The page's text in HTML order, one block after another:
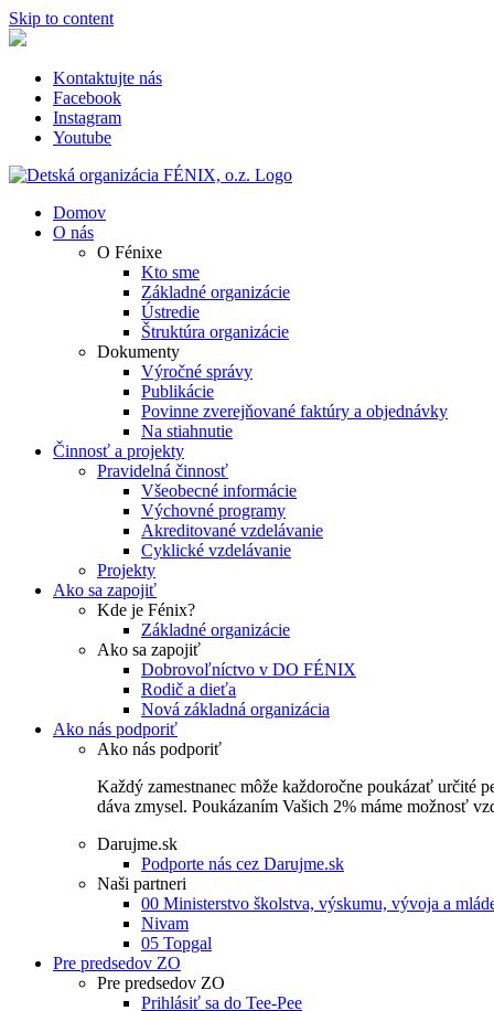
Skip to content
Kontaktujte nás
Facebook
Instagram
Youtube
Domov
O nás
O Fénixe
Kto sme
Základné organizácie
Ústredie
Štruktúra organizácie
Dokumenty
Výročné správy
Publikácie
Povinne zverejňované faktúry a objednávky
Na stiahnutie
Činnosť a projekty
Pravidelná činnosť
Všeobecné informácie
Výchovné programy
Akreditované vzdelávanie
Cyklické vzdelávanie
Projekty
Ako sa zapojiť
Kde je Fénix?
Základné organizácie
Ako sa zapojiť
Dobrovoľníctvo v DO FÉNIX
Rodič a dieťa
Nová základná organizácia
Ako nás podporiť
Ako nás podporiť
Každý zamestnanec môže každoročne poukázať určité
dáva zmysel. Poukázaním Vašich 2% máme možnosť
Darujme.sk
Podporte nás cez Darujme.sk
Naši partneri
00 Ministerstvo školstva, výskumu, vývoja a
Nivam
05 Topgal
Pre predsedov ZO
Pre predsedov ZO
Prihlásiť sa do Tee-Pee